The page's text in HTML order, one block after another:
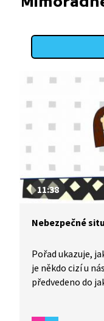
11:38
Nebezpečné
Pořad ukazuje,
je někdo cizí u
předvedeno do